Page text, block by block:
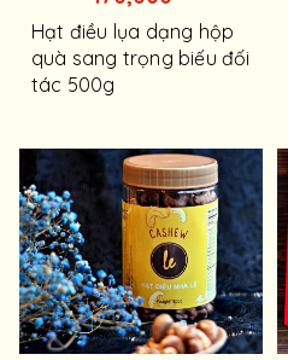
Hạt điều lụa dạng hộp
quà sang trọng biếu đối
tác 500g